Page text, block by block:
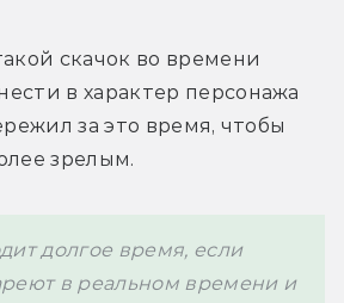
скачок во времени
в характер персонажа
за это время, чтобы
зрелым.
долгое время, если
в реальном времени и